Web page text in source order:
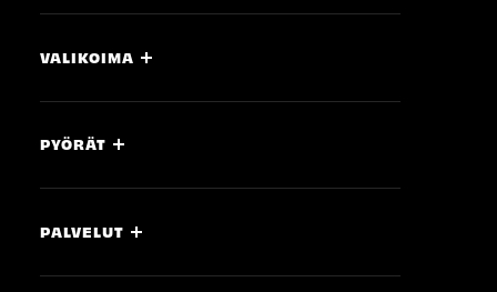
VALIKOIMA
PYÖRÄT
PALVELUT